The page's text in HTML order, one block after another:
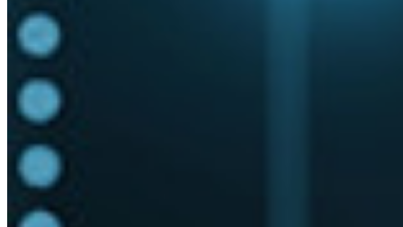
Scopri di più
Partner
Nuovo
Nuovo
Prezzi
Download